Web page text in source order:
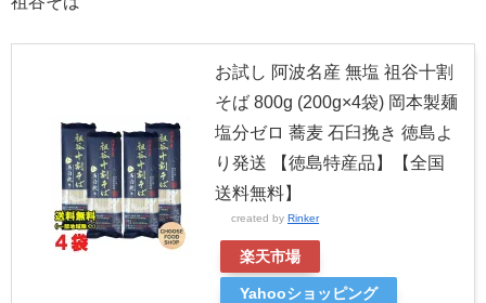
お試し 阿波名産 無塩 祖谷十割
そば 800g (200g×4袋) 岡本製麺
塩分ゼロ 蕎麦 石臼挽き 徳島よ
り発送 【徳島特産品】【全国
送料無料】
created by Rinker
楽天市場
Yahooショッピング